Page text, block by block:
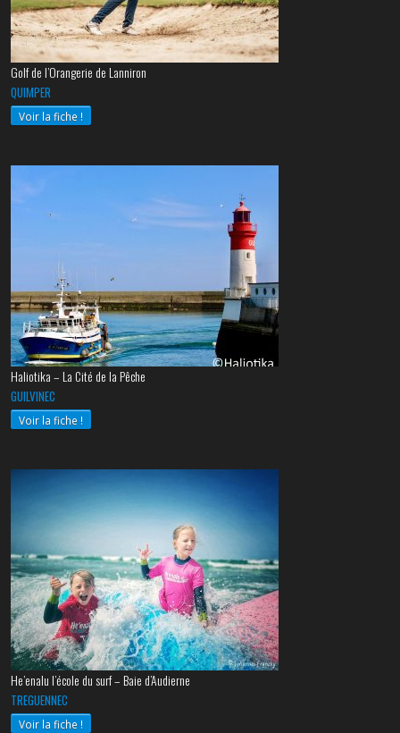
Golf de l’Orangerie de Lanniron
QUIMPER
Voir la fiche !
Haliotika – La Cité de la Pêche
GUILVINEC
Voir la fiche !
He’enalu l’école du surf – Baie d’Audierne
TREGUENNEC
Voir la fiche !